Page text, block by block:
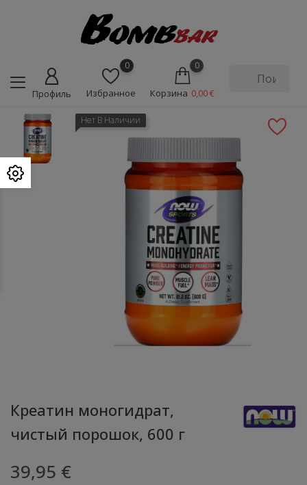
Профиль
0
Избранное
0
Корзина 0,00 €
Нет В Наличии
Креатин моногидрат,
чистый порошок, 600 г
39,95 €